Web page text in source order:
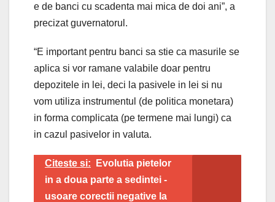
e de banci cu scadenta mai mica de doi ani”, a
precizat guvernatorul.
“E important pentru banci sa stie ca masurile se
aplica si vor ramane valabile doar pentru
depozitele in lei, deci la pasivele in lei si nu
vom utiliza instrumentul (de politica monetara)
in forma complicata (pe termene mai lungi) ca
in cazul pasivelor in valuta.
Citeste si:
Evolutia pietelor
in a doua parte a sedintei -
usoare corectii negative la